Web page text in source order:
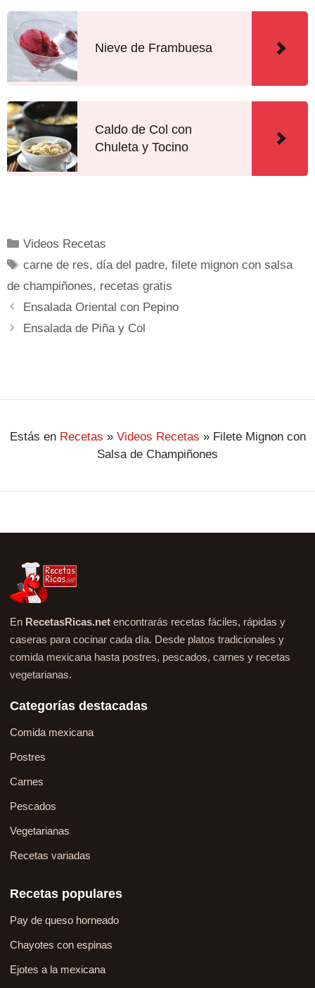
Nieve de Frambuesa
Caldo de Col con
Chuleta y Tocino
Videos Recetas
carne de res,día del padre,filete mignon con salsa
de champiñones, recetas gratis
Ensalada Oriental con Pepino
Ensalada de Piña y Col
Estás en Recetas » Videos Recetas » Filete Mignon con
Salsa de Champiñones
En RecetasRicas.net encontrarás recetas fáciles, rápidas y
caseras para cocinar cada día. Desde platos tradicionales y
comida mexicana hasta postres, pescados, carnes y recetas
vegetarianas.
Categorías destacadas
Comida mexicana
Postres
Carnes
Pescados
Vegetarianas
Recetas variadas
Recetas populares
Pay de queso horneado
Chayotes con espinas
Ejotes a la mexicana